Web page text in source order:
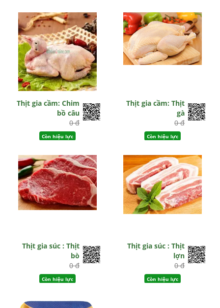
Thịt gia cầm: Chim
bồ câu
0 đ
Còn hiệu lực
Thịt gia cầm: Thịt
gà
0 đ
Còn hiệu lực
Thịt gia súc : Thịt
bò
0 đ
Còn hiệu lực
Thịt gia súc : Thịt
lợn
0 đ
Còn hiệu lực